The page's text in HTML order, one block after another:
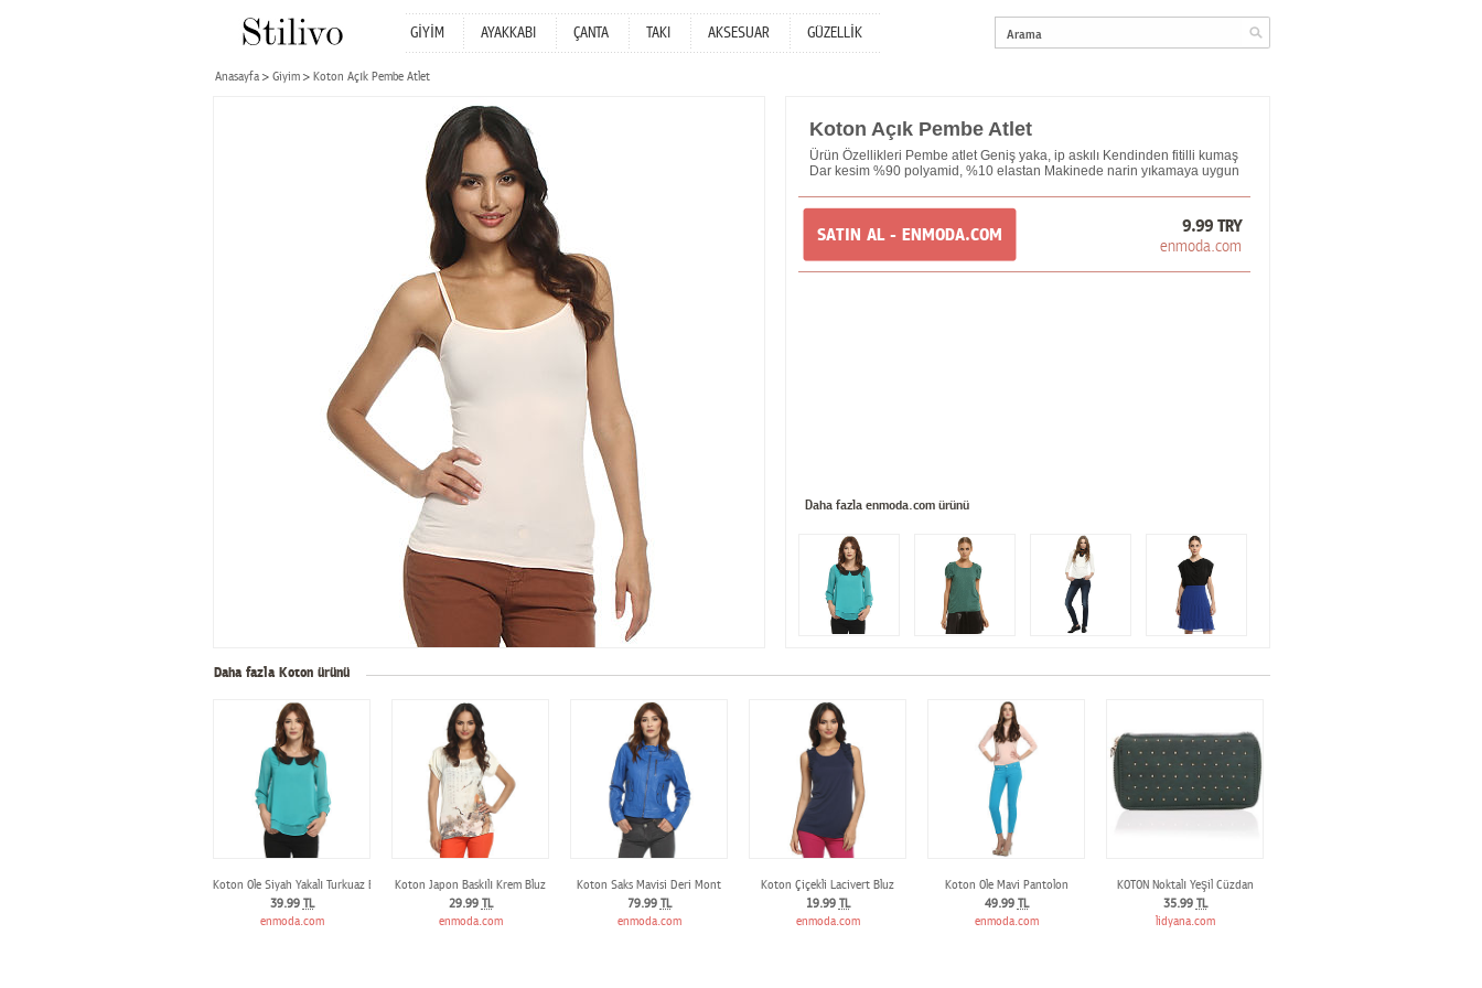
GİYİM AYAKKABI ÇANTA TAKI AKSESUAR GÜZELLİK
Anasayfa Giyim Koton Açık Pembe Atlet
Koton Açık Pembe Atlet
Ürün Özellikleri Pembe atlet Geniş yaka, ip askılı Kendinden fitilli kumaş
Dar kesim %90 polyamid, %10 elastan Makinede narin yıkamaya uygun
SATIN AL - ENMODA.COM 9.99 TRY
enmoda.com
Daha fazla enmoda.com ürünü
Daha fazla Koton ürünü
Koton Ole Siyah Yakalı Turkuaz Bluz
39.99 TL
enmoda.com
Koton Japon Baskılı Krem Bluz
29.99 TL
enmoda.com
Koton Saks Mavisi Deri Mont
79.99 TL
enmoda.com
Koton Çiçekli Lacivert Bluz
19.99 TL
enmoda.com
Koton Ole Mavi Pantolon
49.99 TL
enmoda.com
KOTON Noktalı Yeşil Cüzdan
35.99 TL
lidyana.com